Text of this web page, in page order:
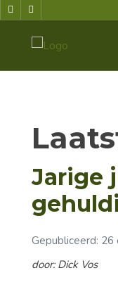
Jarige
Gepubliceerd:
door: Dick Vos